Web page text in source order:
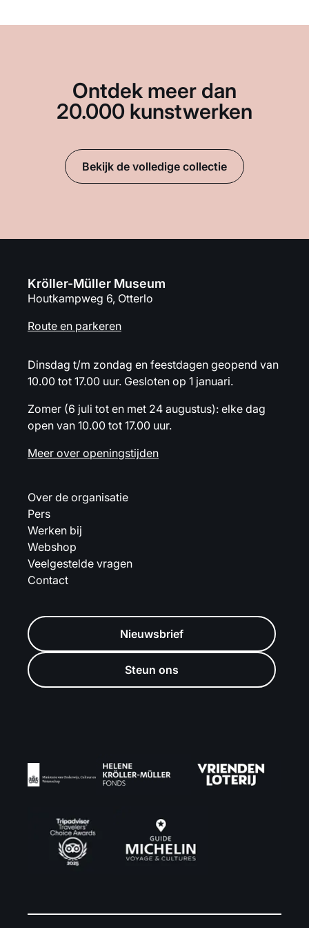
Ontdek meer dan
20.000 kunstwerken
Bekijk de volledige collectie
Kröller-Müller Museum
Houtkampweg 6, Otterlo
Route en parkeren
Dinsdag t/m zondag en feestdagen geopend van
10.00 tot 17.00 uur. Gesloten op 1 januari.
Zomer (6 juli tot en met 24 augustus): elke dag
open van 10.00 tot 17.00 uur.
Meer over openingstijden
Over de organisatie
Pers
Werken bij
Webshop
Veelgestelde vragen
Contact
Nieuwsbrief
Steun ons